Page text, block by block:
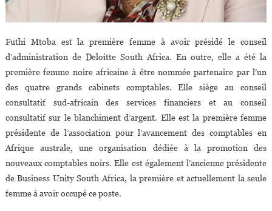
Futhi Mtoba est la première femme à avoir présidé le conseil
d’administration de Deloitte South Africa. En outre, elle a été la
première femme noire africaine à être nommée partenaire par l’un
des quatre grands cabinets comptables. Elle siège au conseil
consultatif sud-africain des services financiers et au conseil
consultatif sur le blanchiment d’argent. Elle est la première femme
présidente de l’association pour l’avancement des comptables en
Afrique australe, une organisation dédiée à la promotion des
nouveaux comptables noirs. Elle est également l’ancienne présidente
de Business Unity South Africa, la première et actuellement la seule
femme à avoir occupé ce poste.